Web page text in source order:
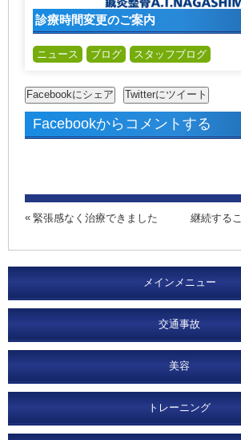
診療時間変更のご案内
ニュース ブログ スタッフブログ
Facebookからコメントする
緊張感なく治療できました 継続する
メインメニュー
交通事故
美容
トレーニング